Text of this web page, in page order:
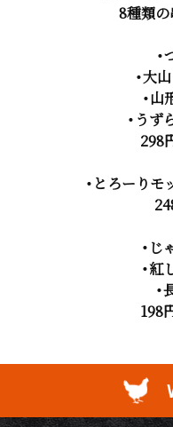
8種類の
・
・大
・山
・うず
298
・とろーりモ
・じ
・紅
・
198